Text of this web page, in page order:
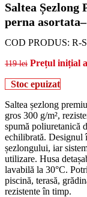
Saltea Șezlong
perna
COD PRODUS: R-
119lei Prețul inițial
Stoc epuizat
Saltea șezlong
gros 300 g/m²,
spumă poliuretanică
echilibrată. Designul
șezlongului, iar
utilizare. Husa
lavabilă la 30°C.
piscină, terasă,
rezistente în timp.